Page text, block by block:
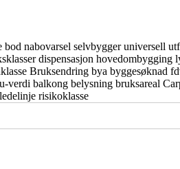
bod nabovarsel selvbyggeruniversell
dispensasjon hovedombygging
Bruksendring bya byggesøknad
u-verdi balkong belysning bruksareal
ledelinje risikoklasse